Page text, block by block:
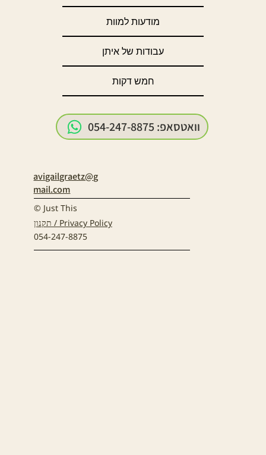
avigailgraetz@g
mail.com
© Just This
תקנון / Privacy Policy
054-247-8875
מודעות למוות
עבודות של איתן
חמש דקות